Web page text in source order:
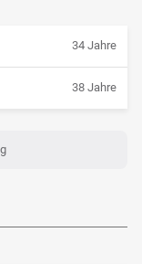
34 Jahre
38 Jahre